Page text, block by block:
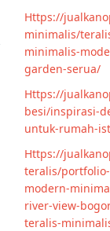
Https://
minimalis/
minimalis-
garden-serua/
Https://
besi/inspirasi-
untuk-rumah-
Https://
teralis/
modern-
river-view-
teralis-